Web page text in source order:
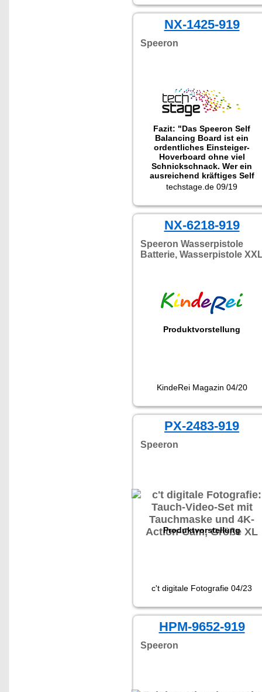
NX-1425-919
Speeron
Fazit: "Das Speeron Self
Balancing Board ist ein
ordentliches Einsteiger-
Hoverboard ohne viel
Schnickschnack. Wer ein
ausreichend kräftiges Self
Balancing Board für Draußen
sucht, bekommt ein
zuverlässiges Gerät, welches
auch für schwerere Fahrer
geeignet ist."
techstage.de 09/19
NX-6218-919
Speeron Wasserpistole
Batterie, Wasserpistole
Produktvorstellung
KindeRei Magazin 04/20
PX-2483-919
Speeron
Produktvorstellung
c't digitale Fotografie 04/23
HPM-9652-919
Speeron